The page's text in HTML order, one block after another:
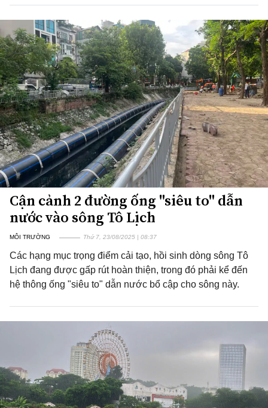
Cận cảnh 2 đường ống "siêu to" dẫn
nước vào sông Tô Lịch
MÔI TRƯỜNG Thứ 7, 23/08/2025 | 08:37
Các hạng mục trọng điểm cải tạo, hồi sinh dòng sông Tô
Lịch đang được gấp rút hoàn thiện, trong đó phải kể đến
hệ thông ống "siêu to" dẫn nước bổ cập cho sông này.